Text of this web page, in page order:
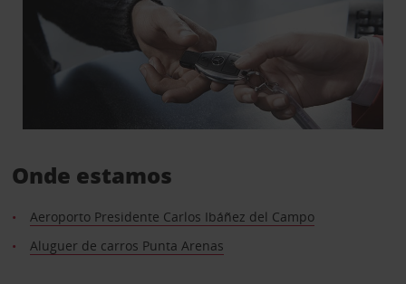
Onde estamos
Aeroporto Presidente Carlos Ibáñez del Campo
Aluguer de carros Punta Arenas